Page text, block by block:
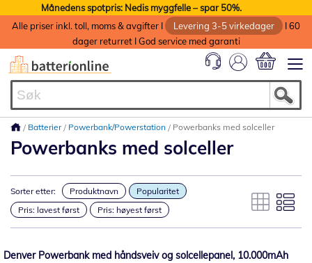
Månedens spotpris: Nedis myggfelle – spar 50%.
Alle priser inkl. toll, moms & avgifter I
Levering 3-5 virkedager
I 60
dager returret I God service med garanti
Batterier Powerbank/Powerstation Powerbanks med solceller
Powerbanks med solceller
Sorter etter: Produktnavn
Popularitet
Pris: lavest først
Pris: høyest først
Denver Powerbank med håndsveiv og solcellepanel, 10.000mAh